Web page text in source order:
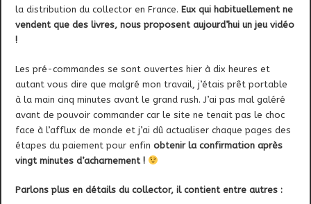
la distribution du collector en France. Eux qui habituellement ne
vendent que des livres, nous proposent aujourd’hui un jeu vidéo
!
Les pré-commandes se sont ouvertes hier à dix heures et
autant vous dire que malgré mon travail, j’étais prêt portable
à la main cinq minutes avant le grand rush. J’ai pas mal galéré
avant de pouvoir commander car le site ne tenait pas le choc
face à l’afflux de monde et j’ai dû actualiser chaque pages des
étapes du paiement pour enfin obtenir la confirmation après
vingt minutes d’acharnement !
Parlons plus en détails du collector, il contient entre autres :